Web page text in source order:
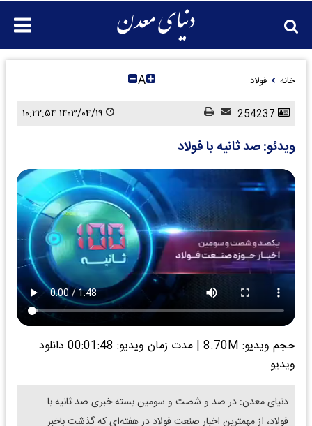
خانه فولاد A
ویدئو: صد ثانیه با فولاد
حجم ویدیو: 8.70M | مدت زمان ویدیو: 00:01:48
دانلود
ویدیو
دنیای معدن: در صد و شصت و سومین بسته خبری صد ثانیه با
فولاد، از مهمترین اخبار صنعت فولاد در هفته‌ای که گذشت باخبر